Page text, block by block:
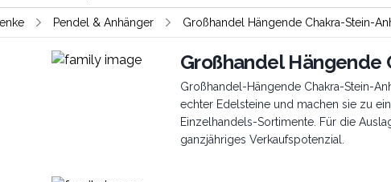
Pendel & Anhänger Großhandel Hängende Chakra-Stein-
Großhandel Hängende
Großhandel-Hängende Chakra-Stein-
echter Edelsteine und machen sie zu
Einzelhandels-Sortimente. Für die
ganzjähriges Verkaufspotenzial.